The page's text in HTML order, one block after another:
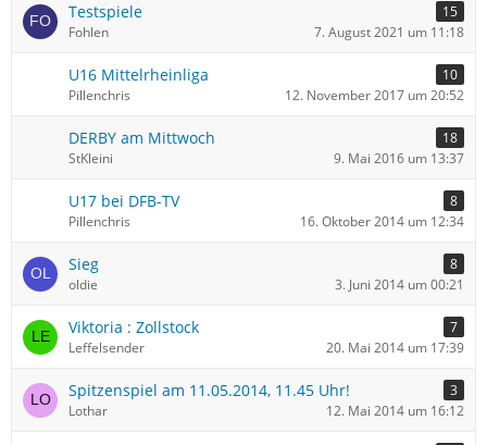
Testspiele
15
Fohlen
7. August 2021 um 11:18
U16 Mittelrheinliga
10
Pillenchris
12. November 2017 um 20:52
DERBY am Mittwoch
18
StKleini
9. Mai 2016 um 13:37
U17 bei DFB-TV
8
Pillenchris
16. Oktober 2014 um 12:34
Sieg
8
oldie
3. Juni 2014 um 00:21
Viktoria : Zollstock
7
Leffelsender
20. Mai 2014 um 17:39
Spitzenspiel am 11.05.2014, 11.45 Uhr!
3
Lothar
12. Mai 2014 um 16:12